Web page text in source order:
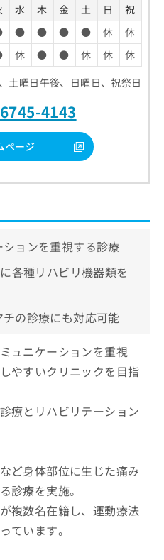
水 木 金 土 日
祝
● ● ● ● 休
休
休 ● ● 休 休
休
土曜日午後、日曜日、祝祭日
4143
ページ
ョンを重視する診療
各種リハビリ機器類を
の診療にも対応可能
ュニケーションを重視
やすいクリニックを目指
療とリハビリテーション
ど身体部位に生じた痛み
診療を実施。
複数名在籍し、運動療法
ています。